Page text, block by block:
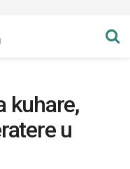
kuhare,
u